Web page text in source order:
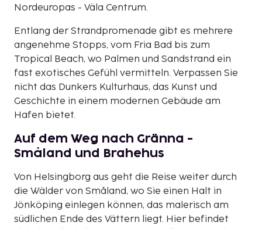
Nordeuropas - Väla Centrum.
Entlang der Strandpromenade gibt es mehrere
angenehme Stopps, vom Fria Bad bis zum
Tropical Beach, wo Palmen und Sandstrand ein
fast exotisches Gefühl vermitteln. Verpassen Sie
nicht das Dunkers Kulturhaus, das Kunst und
Geschichte in einem modernen Gebäude am
Hafen bietet.
Auf dem Weg nach Gränna -
Småland und Brahehus
Von Helsingborg aus geht die Reise weiter durch
die Wälder von Småland, wo Sie einen Halt in
Jönköping einlegen können, das malerisch am
südlichen Ende des Vättern liegt. Hier befindet